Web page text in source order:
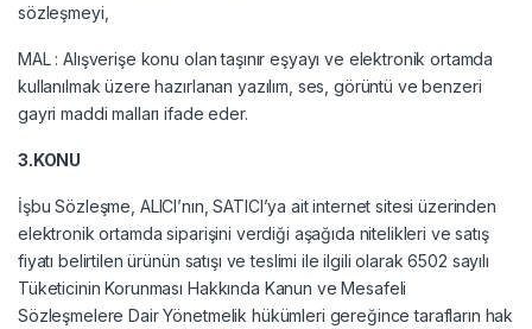
sözleşmeyi,
MAL : Alışverişe konu olan taşınır eşyayı ve elektronik ortamda
kullanılmak üzere hazırlanan yazılım, ses, görüntü ve benzeri
gayri maddi malları ifade eder.
3.KONU
İşbu Sözleşme, ALICI’nın, SATICI’ya ait internet sitesi üzerinden
elektronik ortamda siparişini verdiği aşağıda nitelikleri ve satış
fiyatı belirtilen ürünün satışı ve teslimi ile ilgili olarak 6502 sayılı
Tüketicinin Korunması Hakkında Kanun ve Mesafeli
Sözleşmelere Dair Yönetmelik hükümleri gereğince tarafların hak